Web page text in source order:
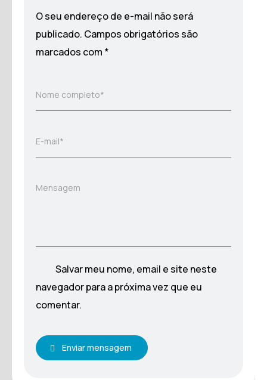
O seu endereço de e-mail não será
publicado. Campos obrigatórios são
marcados com *
Nome completo*
E-mail*
Mensagem
Salvar meu nome, email e site neste
navegador para a próxima vez que eu
comentar.
Enviar mensagem